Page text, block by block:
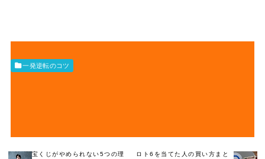
一発逆転のコツ
宝くじがやめられない5つの理
ロト6を当てた人の買い方まと